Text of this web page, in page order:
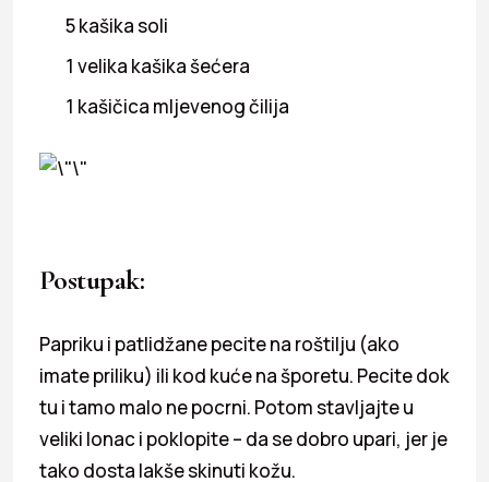
5 kašika soli
1 velika kašika šećera
1 kašičica mljevenog čilija
Postupak:
Papriku i patlidžane pecite na roštilju (ako
imate priliku) ili kod kuće na šporetu. Pecite dok
tu i tamo malo ne pocrni. Potom stavljajte u
veliki lonac i poklopite – da se dobro upari, jer je
tako dosta lakše skinuti kožu.